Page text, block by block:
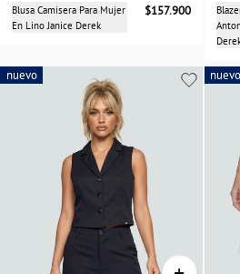
Blusa Camisera Para Mujer
En Lino Janice Derek
$157.900
nuevo nuevo
nuevo